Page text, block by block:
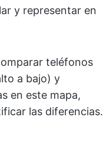
y representar en
teléfonos
a bajo) y
en este mapa,
las diferencias.